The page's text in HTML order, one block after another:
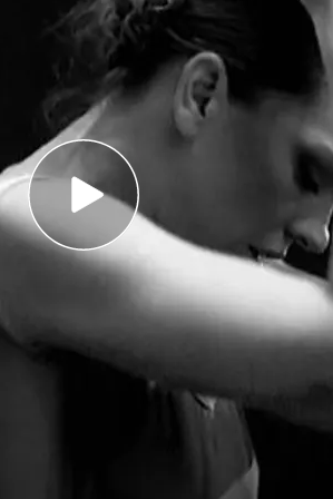
en Mérida en la una
Biosca ensayos, dudas e
Festival Internacional de
Medusa
, una obra que cuenta
encabezado por Victoria
estar con una
, interpreta a